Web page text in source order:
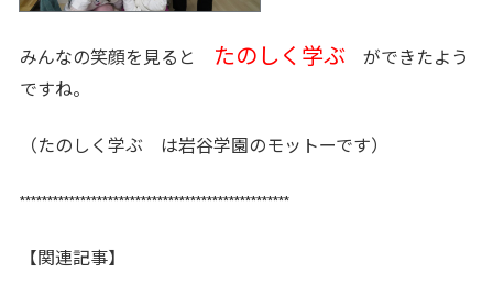
みんなの笑顔を見ると たのしく学ぶ ができたよう
ですね。
（たのしく学ぶ は岩谷学園のモットーです）
*************************************************
【関連記事】